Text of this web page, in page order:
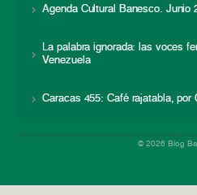
Agenda Cultural Banesco. Junio
La palabra ignorada: las voces
Venezuela
Caracas 455: Café rajatabla, por
© 2026 Blog